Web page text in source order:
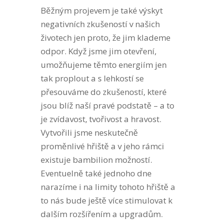
Běžným projevem je také výskyt
negativních zkušeností v našich
životech jen proto, že jim klademe
odpor. Když jsme jim otevření,
umožňujeme těmto energiím jen
tak proplout a s lehkostí se
přesouváme do zkušeností, které
jsou blíž naší pravé podstatě – a to
je zvídavost, tvořivost a hravost.
Vytvořili jsme neskutečně
proměnlivé hřiště a v jeho rámci
existuje bambilion možností.
Eventuelně také jednoho dne
narazíme i na limity tohoto hřiště a
to nás bude ještě více stimulovat k
dalším rozšířením a upgradům.